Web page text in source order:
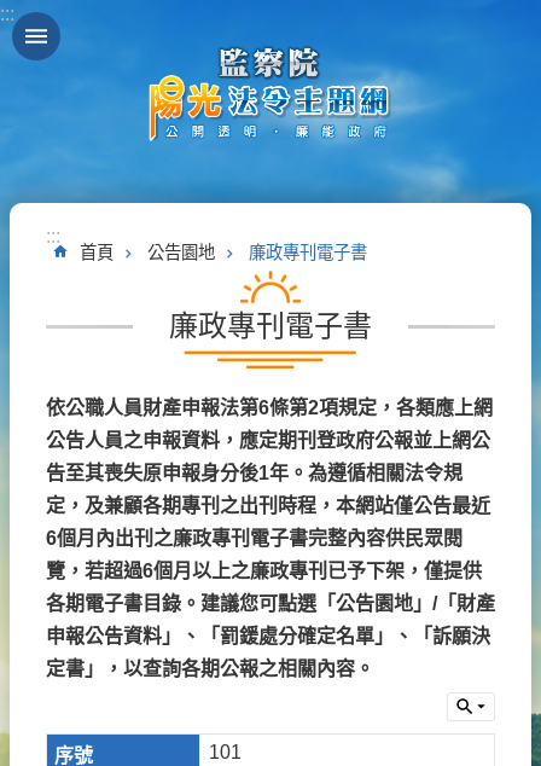
跳到主要內容區塊
:::
:::
首頁 公告園地 廉政專刊電子書
廉政專刊電子書
依公職人員財產申報法第6條第2項規定，各類應上網
公告人員之申報資料，應定期刊登政府公報並上網公
告至其喪失原申報身分後1年。為遵循相關法令規
定，及兼顧各期專刊之出刊時程，本網站僅公告最近
6個月內出刊之廉政專刊電子書完整內容供民眾閱
覽，若超過6個月以上之廉政專刊已予下架，僅提供
各期電子書目錄。建議您可點選「公告園地」/「財產
申報公告資料」、「罰鍰處分確定名單」、「訴願決
定書」，以查詢各期公報之相關內容。
101